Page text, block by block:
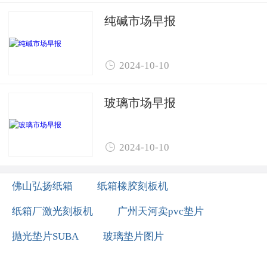
纯碱市场早报
 2024-10-10
玻璃市场早报
 2024-10-10
佛山弘扬纸箱 纸箱橡胶刻板机
纸箱厂激光刻板机 广州天河卖pvc垫片
抛光垫片SUBA 玻璃垫片图片